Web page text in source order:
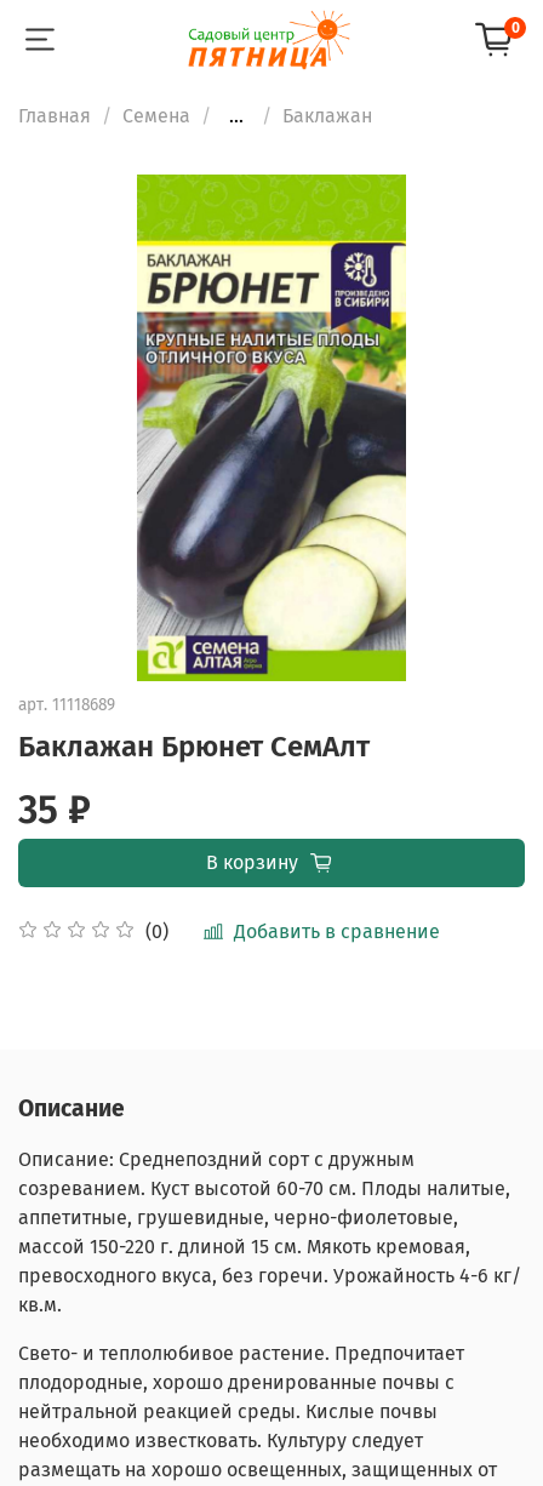
0
Главная Семена ... Баклажан
арт. 11118689
Баклажан Брюнет СемАлт
(0) Добавить в сравнение
35 ₽
В корзину
Описание
Описание: Среднепоздний сорт с дружным
созреванием. Куст высотой 60-70 см. Плоды налитые,
аппетитные, грушевидные, черно-фиолетовые,
массой 150-220 г. длиной 15 см. Мякоть кремовая,
превосходного вкуса, без горечи. Урожайность 4-6 кг/
кв.м.
Свето- и теплолюбивое растение. Предпочитает
плодородные, хорошо дренированные почвы с
нейтральной реакцией среды. Кислые почвы
необходимо известковать. Культуру следует
размещать на хорошо освещенных, защищенных от